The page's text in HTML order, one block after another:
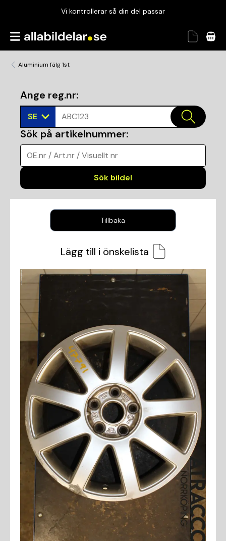
Vi kontrollerar så din del passar
Garanterad passform
Aluminium fälg 1st
Ange reg.nr:
SE ABC123
Sök på artikelnummer:
OE.nr / Art.nr / Visuellt nr
Sök bildel
Tillbaka
Lägg till i önskelista